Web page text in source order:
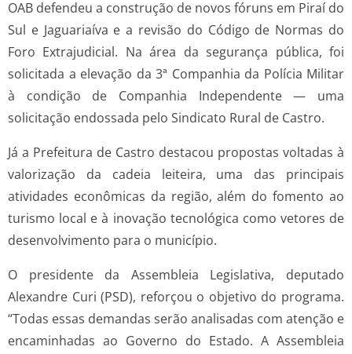
OAB defendeu a construção de novos fóruns em Piraí do
Sul e Jaguariaíva e a revisão do Código de Normas do
Foro Extrajudicial. Na área da segurança pública, foi
solicitada a elevação da 3ª Companhia da Polícia Militar
à condição de Companhia Independente — uma
solicitação endossada pelo Sindicato Rural de Castro.
Já a Prefeitura de Castro destacou propostas voltadas à
valorização da cadeia leiteira, uma das principais
atividades econômicas da região, além do fomento ao
turismo local e à inovação tecnológica como vetores de
desenvolvimento para o município.
O presidente da Assembleia Legislativa, deputado
Alexandre Curi (PSD), reforçou o objetivo do programa.
“Todas essas demandas serão analisadas com atenção e
encaminhadas ao Governo do Estado. A Assembleia